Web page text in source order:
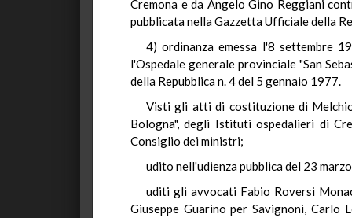
Cremona e da Angelo Gino Reggiani
pubblicata nella Gazzetta Ufficiale della
4) ordinanza emessa l'8 settembre
l'Ospedale generale provinciale "San
della Repubblica n. 4 del 5 gennaio 1977.
Visti gli atti di costituzione di
Bologna", degli Istituti ospedalieri di
Consiglio dei ministri;
udito nell'udienza pubblica del 23
uditi gli avvocati Fabio Roversi
Giuseppe Guarino per Savignoni,